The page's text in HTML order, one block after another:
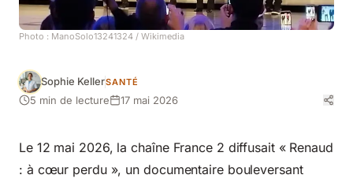
Photo : ManoSolo13241324 / Wikimedia
Sophie KellerSANTÉ
5 min de lecture 17 mai 2026
Le 12 mai 2026, la chaîne France 2 diffusait « Renaud
: à cœur perdu », un documentaire bouleversant